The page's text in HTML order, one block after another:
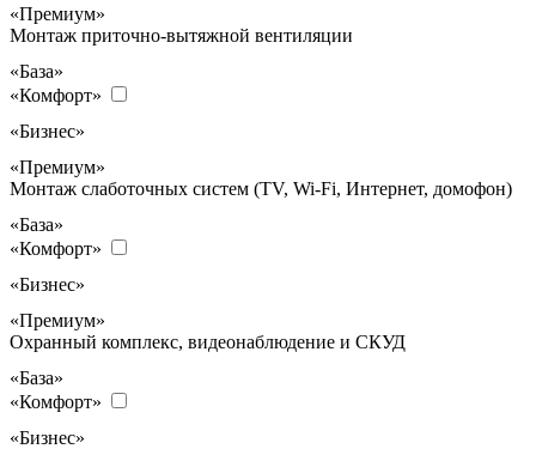
«Премиум»
Монтаж приточно-вытяжной вентиляции
«База»
«Комфорт»
«Бизнес»
«Премиум»
Монтаж слаботочных систем (TV, Wi-Fi, Интернет, домофон)
«База»
«Комфорт»
«Бизнес»
«Премиум»
Охранный комплекс, видеонаблюдение и СКУД
«База»
«Комфорт»
«Бизнес»